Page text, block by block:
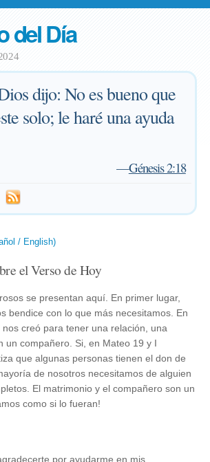
del Día
dijo: No es bueno que
solo; le haré una ayuda
—Génesis 2:18
/ English)
el Verso de Hoy
se presentan aquí. En primer lugar,
bendice con lo que más necesitamos. En
creó para tener una relación, una
un compañero. Si, en Mateo 19 y I
que algunas personas tienen el don de
de nosotros necesitamos de alguien
El matrimonio y el compañero son un
como si lo fueran!
por ayudarme en mis